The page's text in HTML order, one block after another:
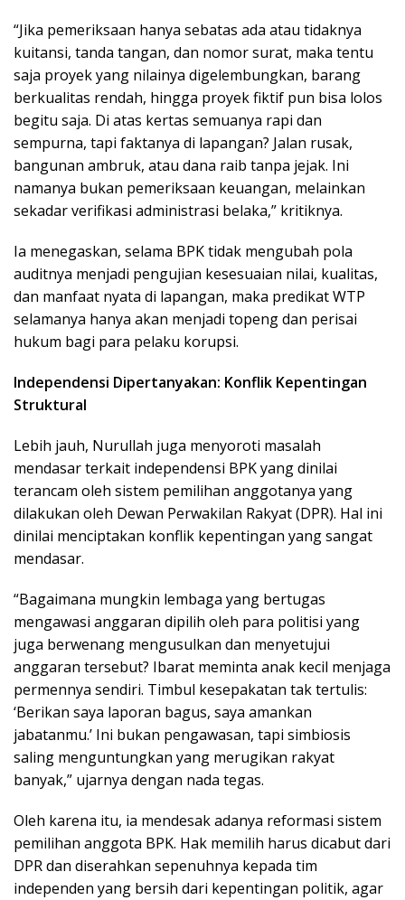
“Jika pemeriksaan hanya sebatas ada atau tidaknya
kuitansi, tanda tangan, dan nomor surat, maka tentu
saja proyek yang nilainya digelembungkan, barang
berkualitas rendah, hingga proyek fiktif pun bisa lolos
begitu saja. Di atas kertas semuanya rapi dan
sempurna, tapi faktanya di lapangan? Jalan rusak,
bangunan ambruk, atau dana raib tanpa jejak. Ini
namanya bukan pemeriksaan keuangan, melainkan
sekadar verifikasi administrasi belaka,” kritiknya.
Ia menegaskan, selama BPK tidak mengubah pola
auditnya menjadi pengujian kesesuaian nilai, kualitas,
dan manfaat nyata di lapangan, maka predikat WTP
selamanya hanya akan menjadi topeng dan perisai
hukum bagi para pelaku korupsi.
Independensi Dipertanyakan: Konflik Kepentingan
Struktural
Lebih jauh, Nurullah juga menyoroti masalah
mendasar terkait independensi BPK yang dinilai
terancam oleh sistem pemilihan anggotanya yang
dilakukan oleh Dewan Perwakilan Rakyat (DPR). Hal ini
dinilai menciptakan konflik kepentingan yang sangat
mendasar.
“Bagaimana mungkin lembaga yang bertugas
mengawasi anggaran dipilih oleh para politisi yang
juga berwenang mengusulkan dan menyetujui
anggaran tersebut? Ibarat meminta anak kecil menjaga
permennya sendiri. Timbul kesepakatan tak tertulis:
‘Berikan saya laporan bagus, saya amankan
jabatanmu.’ Ini bukan pengawasan, tapi simbiosis
saling menguntungkan yang merugikan rakyat
banyak,” ujarnya dengan nada tegas.
Oleh karena itu, ia mendesak adanya reformasi sistem
pemilihan anggota BPK. Hak memilih harus dicabut dari
DPR dan diserahkan sepenuhnya kepada tim
independen yang bersih dari kepentingan politik, agar